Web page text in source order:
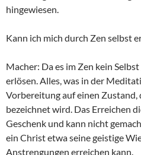
hingewiesen.
Kann ich mich durch Zen selbst
Macher: Da es im Zen kein
erlösen. Alles, was in der
Vorbereitung auf einen Zustand,
bezeichnet wird. Das Erreichen
Geschenk und kann nicht
ein Christ etwa seine geistige
Anstrengungen erreichen kann.